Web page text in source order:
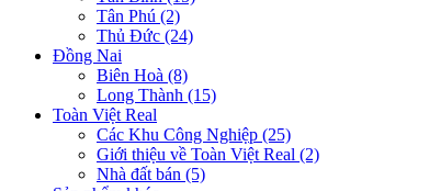
Tân Phú (2)
Thủ Đức (24)
Đồng Nai
Biên Hoà (8)
Long Thành (15)
Toàn Việt Real
Các Khu Công Nghiệp (25)
Giới thiệu về Toàn Việt Real (2)
Nhà đất bán (5)